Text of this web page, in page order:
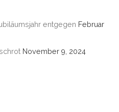
entgegen Februar
November 9, 2024